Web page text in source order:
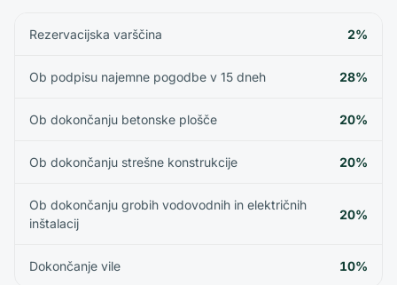
Rezervacijska varščina 2%
Ob podpisu najemne pogodbe v 15 dneh 28%
Ob dokončanju betonske plošče 20%
Ob dokončanju strešne konstrukcije 20%
Ob dokončanju grobih vodovodnih in električnih
inštalacij
20%
Dokončanje vile 10%